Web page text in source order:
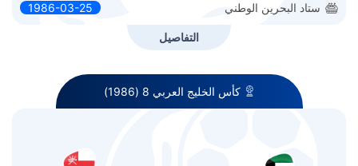
ستاد البحرين الوطني 1986-03-25
التفاصيل
كأس الخليج العربي 8 (1986)